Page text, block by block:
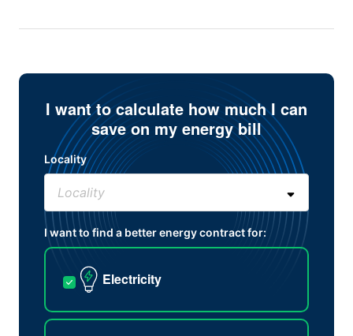
I want to calculate how much I can
save on my energy bill
Locality
I want to find a better energy contract for:
Electricity